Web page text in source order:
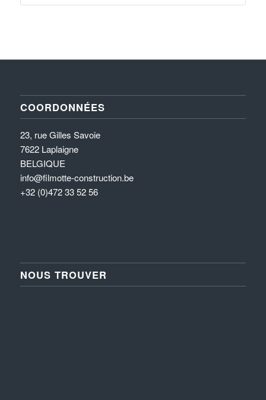
COORDONNÉES
23, rue Gilles Savoie
7622 Laplaigne
BELGIQUE
info@filmotte-construction.be
+32 (0)472 33 52 56
NOUS TROUVER